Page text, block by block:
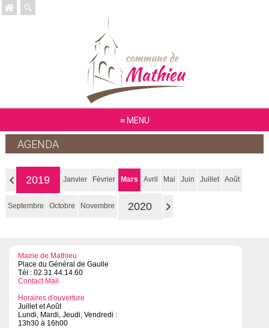
MENU
AGENDA
2019 Janvier Février Mars Avril Mai Juin Juillet Août
Septembre Octobre Novembre 2020
Mairie de Mathieu
Place du Général de Gaulle
Tél : 02.31.44.14.60
Contact Mail
Horaires d'ouverture
Juillet et Août
Lundi, Mardi, Jeudi, Vendredi :
13h30 à 16h00